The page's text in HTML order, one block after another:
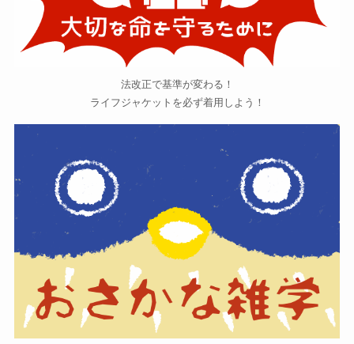
法改正で基準が変わる！
ライフジャケットを必ず着用しよう！